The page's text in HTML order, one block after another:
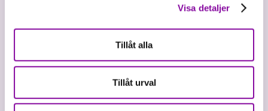
Visa detaljer
Tillåt alla
Tillåt urval
Våra tjänster
Riskkapital
Affärsutveckling